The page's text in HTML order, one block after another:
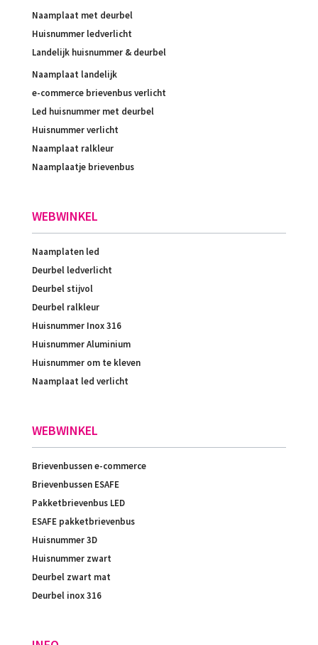
Naamplaat met deurbel
Huisnummer ledverlicht
Landelijk huisnummer & deurbel
Naamplaat landelijk
e-commerce brievenbus verlicht
Led huisnummer met deurbel
Huisnummer verlicht
Naamplaat ralkleur
Naamplaatje brievenbus
WEBWINKEL
Naamplaten led
Deurbel ledverlicht
Deurbel stijvol
Deurbel ralkleur
Huisnummer Inox 316
Huisnummer Aluminium
Huisnummer om te kleven
Naamplaat led verlicht
WEBWINKEL
Brievenbussen e-commerce
Brievenbussen ESAFE
Pakketbrievenbus LED
ESAFE pakketbrievenbus
Huisnummer 3D
Huisnummer zwart
Deurbel zwart mat
Deurbel inox 316